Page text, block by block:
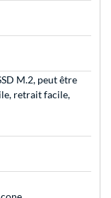
M.2, peut être
retrait facile,